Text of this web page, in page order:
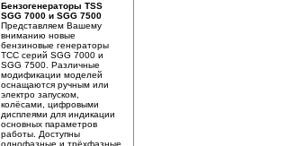
Бензогенераторы TSS
SGG 7000 и SGG 7500
Представляем Вашему
вниманию новые
бензиновые генераторы
ТСС серий SGG 7000 и
SGG 7500. Различные
модификации моделей
оснащаются ручным или
электро запуском,
колёсами, цифровыми
дисплеями для индикации
основных параметров
работы. Доступны
однофазные и трёхфазные